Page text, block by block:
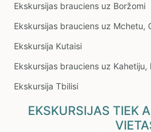
Ekskursijas brauciens uz Boržomi
Ekskursijas brauciens uz Mchetu,
Ekskursija Kutaisi
Ekskursijas brauciens uz Kahetiju,
Ekskursija Tbilisi
EKSKURSIJAS TIEK